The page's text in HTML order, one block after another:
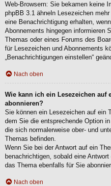
Web-Browsern: Sie bekamen keine
phpBB 3.1 ähneln Lesezeichen
eine Benachrichtigung erhalten,
Abonnements hingegen informieren
Themas oder eines Forums des
für Lesezeichen und Abonnements
„Benachrichtigungen einstellen“
Nach oben
Wie kann ich ein Lesezeichen auf
abonnieren?
Sie können ein Lesezeichen auf ein
dem Sie die entsprechende Option
die sich normalerweise ober- und
Themas befinden.
Wenn Sie bei der Antwort auf ein
benachrichtigen, sobald eine
das Thema ebenfalls für Sie
Nach oben